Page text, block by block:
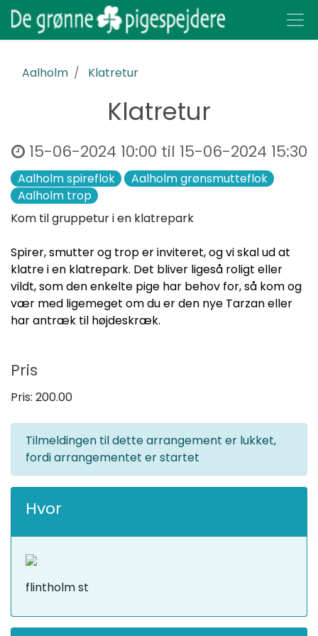
Aalholm Klatretur
Klatretur
15-06-2024 10:00 til 15-06-2024 15:30
Aalholm spireflok
Aalholm grønsmutteflok
Aalholm trop
Kom til gruppetur i en klatrepark
Spirer, smutter og trop er inviteret, og vi skal ud at
klatre i en klatrepark. Det bliver ligeså roligt eller
vildt, som den enkelte pige har behov for, så kom og
vær med ligemeget om du er den nye Tarzan eller
har antræk til højdeskræk.
Pris
Pris: 200.00
Tilmeldingen til dette arrangement er lukket,
fordi arrangementet er startet
Hvor
flintholm st